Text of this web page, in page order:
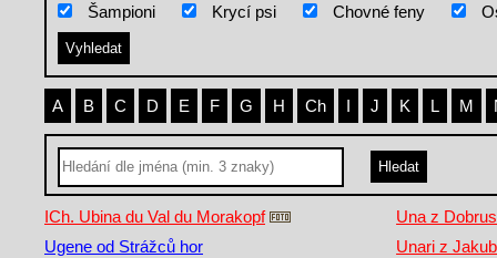
Šampioni Krycí psi Chovné feny
A B C D E F G H Ch I J K L M
ICh. Ubina du Val du Morakopf
Ugene od Strážců hor
Una z
Unari z